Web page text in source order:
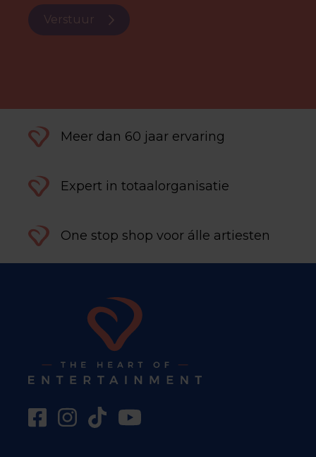
Verstuur
Meer dan 60 jaar ervaring
Expert in totaalorganisatie
One stop shop voor álle artiesten